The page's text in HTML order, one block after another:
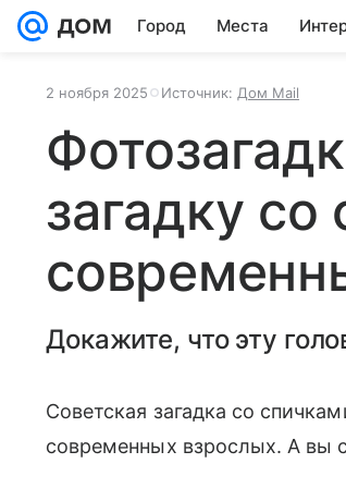
Город Места
2 ноября 2025 Источник: Дом Mail
загадку
Докажите, что эту
Советская загадка со
современных взрослых. А вы